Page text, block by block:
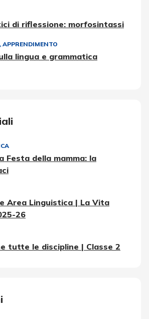
di riflessione: morfosintassi
lingua e grammatica
Festa della mamma: la
Area Linguistica | La Vita
26
tutte le discipline | Classe 2